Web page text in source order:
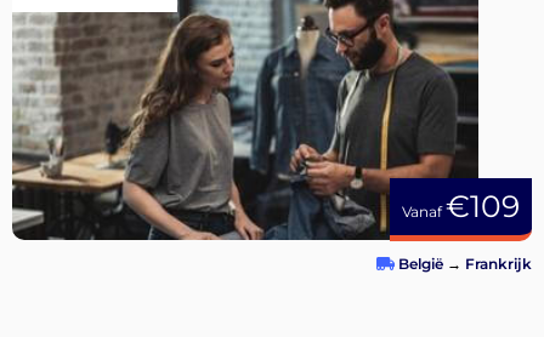
Vanaf€109
België → Frankrijk